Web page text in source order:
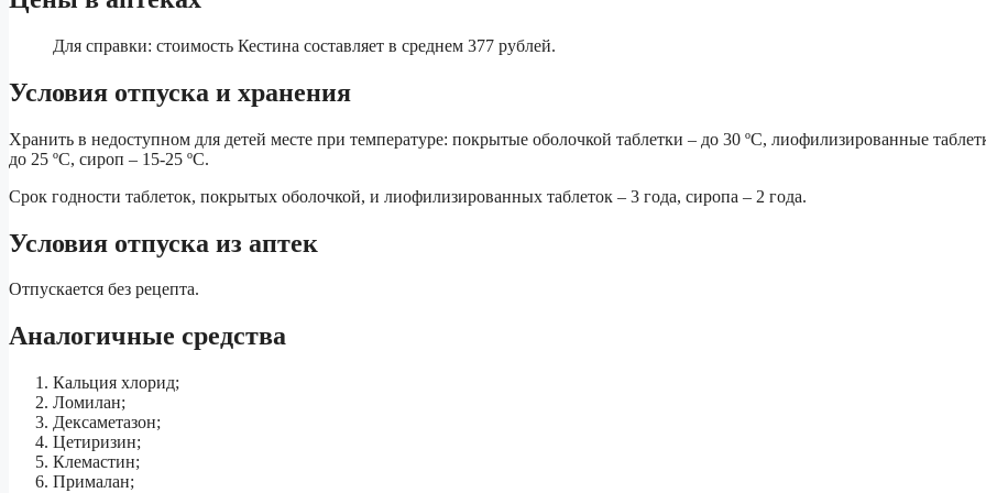
Для справки: стоимость Кестина составляет в среднем 377 рублей.
Условия отпуска и хранения
Хранить в недоступном для детей месте при температуре: покрытые оболочкой таблетки – до 30 ºС, лиофилизированные
до 25 ºС, сироп – 15-25 ºС.
Срок годности таблеток, покрытых оболочкой, и лиофилизированных таблеток – 3 года, сиропа – 2 года.
Условия отпуска из аптек
Отпускается без рецепта.
Аналогичные средства
Кальция хлорид;
Ломилан;
Дексаметазон;
Цетиризин;
Клемастин;
Прималан;